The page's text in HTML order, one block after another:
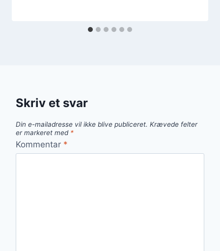
Skriv et svar
Din e-mailadresse vil ikke blive publiceret. Krævede felter
er markeret med *
Kommentar *